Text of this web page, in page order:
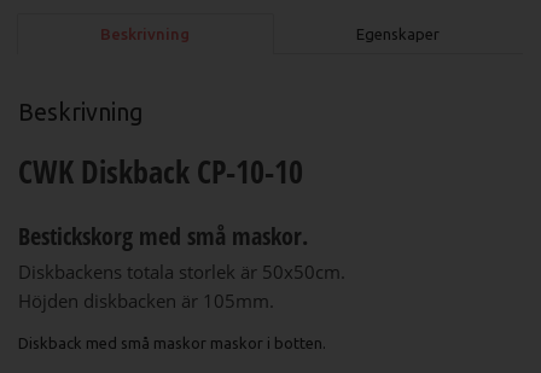
Beskrivning Egenskaper
Beskrivning
CWK Diskback CP-10-10
Bestickskorg med små maskor.
Diskbackens totala storlek är 50x50cm.
Höjden diskbacken är 105mm.
Diskback med små maskor maskor i botten.